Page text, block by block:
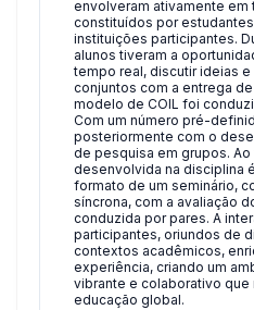
envolveram ativamente em
constituídos por
instituições participantes.
alunos tiveram a
tempo real, discutir ideias
conjuntos com a entrega
modelo de COIL foi
Com um número pré-
posteriormente com o
de pesquisa em grupos. Ao
desenvolvida na disciplina
formato de um seminário,
síncrona, com a avaliação
conduzida por pares. A
participantes, oriundos de
contextos acadêmicos,
experiência, criando um
vibrante e colaborativo
educação global.